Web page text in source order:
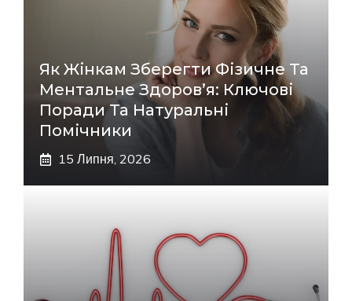
Як Жінкам Зберегти Фізичне Та
Ментальне Здоров’я: Ключові
Поради Та Натуральні
Помічники
15 Липня, 2026